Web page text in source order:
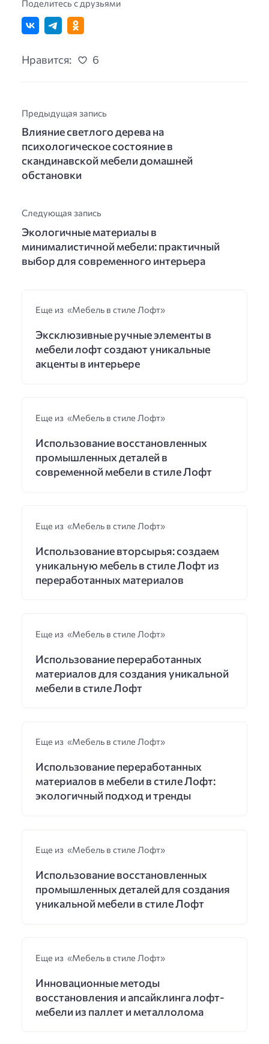
Поделитесь с друзьями
Нравится: 6
Предыдущая запись
Влияние светлого дерева на
психологическое состояние в
скандинавской мебели домашней
обстановки
Следующая запись
Экологичные материалы в
минималистичной мебели: практичный
выбор для современного интерьера
Еще из «Мебель в стиле Лофт»
Эксклюзивные ручные элементы в
мебели лофт создают уникальные
акценты в интерьере
Еще из «Мебель в стиле Лофт»
Использование восстановленных
промышленных деталей в
современной мебели в стиле Лофт
Еще из «Мебель в стиле Лофт»
Использование вторсырья: создаем
уникальную мебель в стиле Лофт из
переработанных материалов
Еще из «Мебель в стиле Лофт»
Использование переработанных
материалов для создания уникальной
мебели в стиле Лофт
Еще из «Мебель в стиле Лофт»
Использование переработанных
материалов в мебели в стиле Лофт:
экологичный подход и тренды
Еще из «Мебель в стиле Лофт»
Использование восстановленных
промышленных деталей для создания
уникальной мебели в стиле Лофт
Еще из «Мебель в стиле Лофт»
Инновационные методы
восстановления и апсайклинга лофт-
мебели из паллет и металлолома